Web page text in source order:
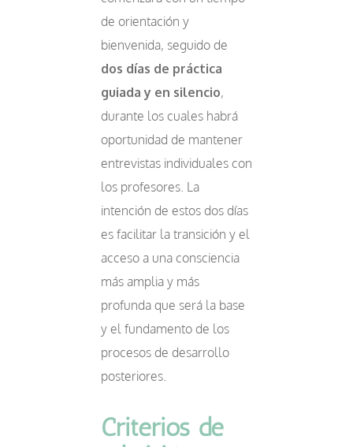
de orientación y
bienvenida, seguido de
dos días de práctica
guiada y en silencio,
durante los cuales habrá
oportunidad de mantener
entrevistas individuales con
los profesores. La
intención de estos dos días
es facilitar la transición y el
acceso a una consciencia
más amplia y más
profunda que será la base
y el fundamento de los
procesos de desarrollo
posteriores.
Criterios de